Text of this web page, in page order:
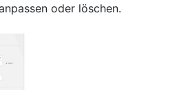
oder löschen.